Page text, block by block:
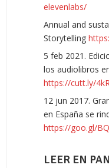
elevenlabs/
Annual and
Storytelling
5 feb 2021.
los audiolibros
https://cutt.ly/
12 jun 2017.
en España se
https://goo.gl/
LEER EN